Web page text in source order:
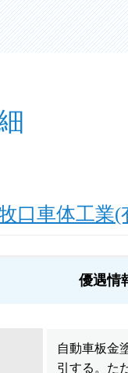
口車体工業(
優遇情
自動車板金
引する。た